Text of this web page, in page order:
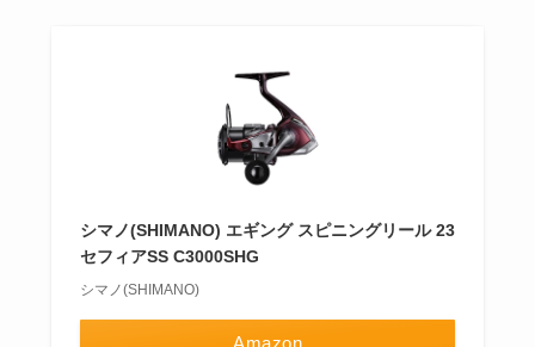
シマノ(SHIMANO) エギング スピニングリール 23
セフィアSS C3000SHG
シマノ(SHIMANO)